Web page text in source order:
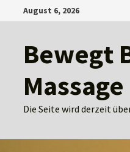
Inhalt
August 6, 2026
Bewegt
Massage
Die Seite wird derzeit